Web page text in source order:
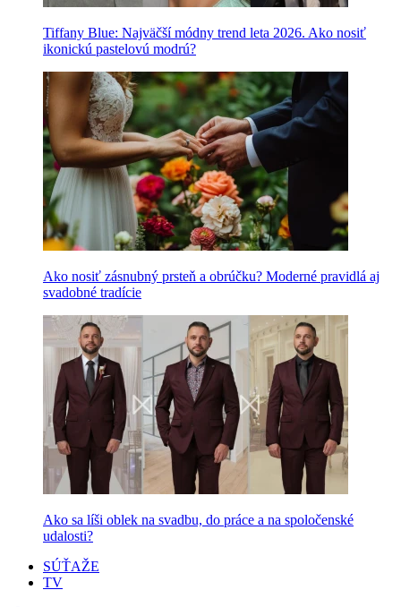
Tiffany Blue: Najväčší módny trend leta 2026. Ako nosiť
ikonickú pastelovú modrú?
Ako nosiť zásnubný prsteň a obrúčku? Moderné pravidlá aj
svadobné tradície
Ako sa líši oblek na svadbu, do práce a na spoločenské
udalosti?
SÚŤAŽE
TV